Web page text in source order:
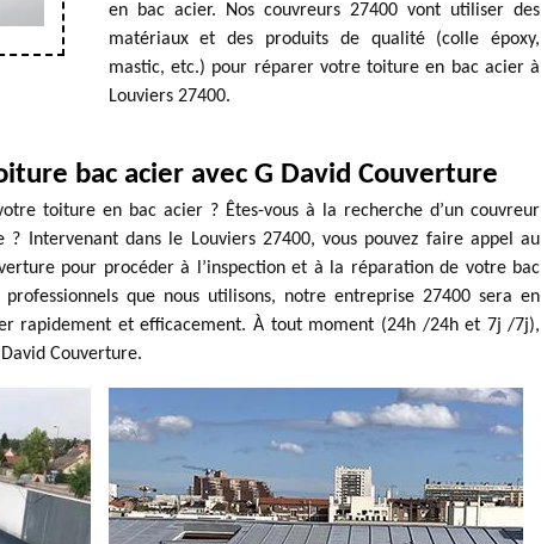
en bac acier. Nos couvreurs 27400 vont utiliser des
matériaux et des produits de qualité (colle époxy,
mastic, etc.) pour réparer votre toiture en bac acier à
Louviers 27400.
bac acier avec G David Couverture
toiture en bac acier ? Êtes-vous à la recherche d’un couvreur
Intervenant dans le Louviers 27400, vous pouvez faire appel au
pour procéder à l’inspection et à la réparation de votre bac
que nous utilisons, notre entreprise 27400 sera en
rapidement et efficacement. À tout moment (24h /24h et 7j /7j),
Couverture.